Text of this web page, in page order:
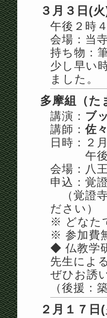
３月３日(
午後２時
会場：当
持ち物：
少し早い
ました。
多摩組（た
講演： ブ
講師： 佐
日時：２
午後１
会場：八
申込：覚
（覚證
ださい）
※ どなた
※ 参加費
◆ 仏教学
先生によ
ぜひお誘
（後援：
２月１７日